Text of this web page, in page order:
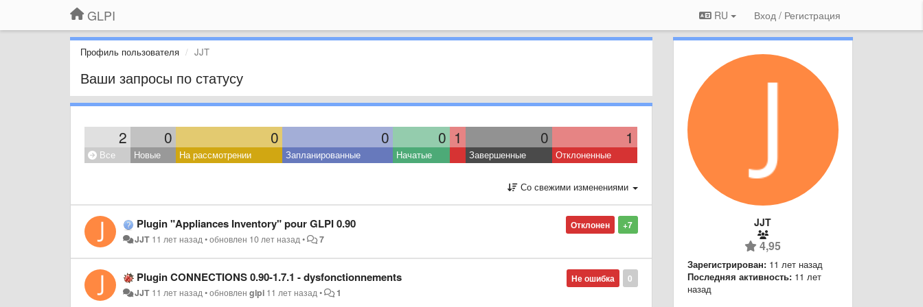
GLPI RU Вход / Регистрация
Профиль пользователя JJT
Ваши запросы по статусу
2 0 0 0 0 1 0 1
Все Новые На рассмотрении Запланированные Начатые Завершенные Отклоненные
Со свежими изменениями
+7
Отклонен
Plugin "Appliances Inventory" pour GLPI 0.90
JJT 11 лет назад•обновлен 10 лет назад• 7
0
Не ошибка
Plugin CONNECTIONS 0.90-1.7.1 - dysfonctionnements
JJT 11 лет назад•обновленglpi 11 лет назад• 1
JJT
4,95
Зарегистрирован: 11 лет назад
Последняя активность: 11 лет
назад